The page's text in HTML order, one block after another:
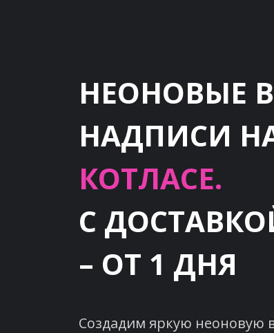
НЕОНОВЫЕ
НАДПИСИ
КОТЛАСЕ.
С
– ОТ 1 ДНЯ
Создадим яркую неоновую